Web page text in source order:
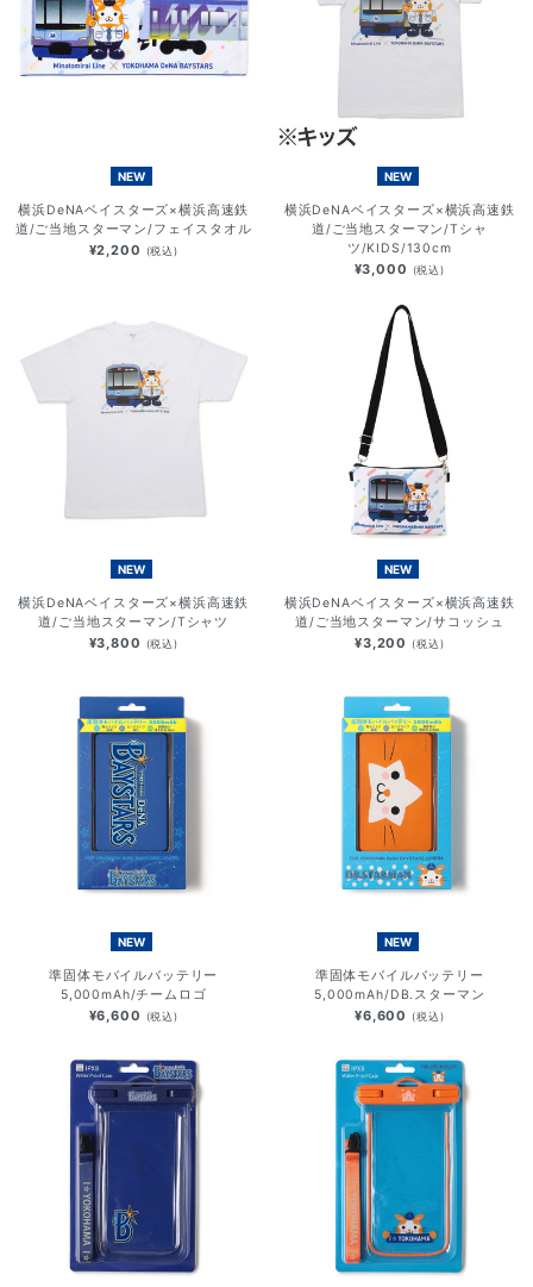
NEW
横浜DeNAベイスターズ×横浜高速鉄
道/ご当地スターマン/フェイスタオル
¥2,200 (税込)
NEW
横浜DeNAベイスターズ×横浜高速鉄
道/ご当地スターマン/Tシャ
ツ/KIDS/130cm
¥3,000 (税込)
NEW
横浜DeNAベイスターズ×横浜高速鉄
道/ご当地スターマン/Tシャツ
¥3,800 (税込)
NEW
横浜DeNAベイスターズ×横浜高速鉄
道/ご当地スターマン/サコッシュ
¥3,200 (税込)
NEW
準固体モバイルバッテリー
5,000mAh/チームロゴ
¥6,600 (税込)
NEW
準固体モバイルバッテリー
5,000mAh/DB.スターマン
¥6,600 (税込)